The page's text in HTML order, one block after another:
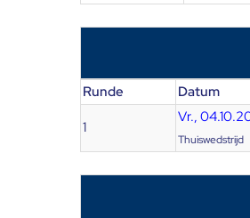
Runde Datum
1
Vr.,
Thuiswedstrijd